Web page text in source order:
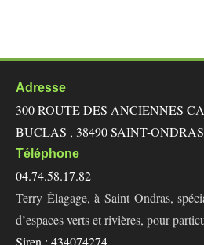
Adresse
300 ROUTE DES ANCIENNES
BUCLAS , 38490 SAINT-ONDRAS
Téléphone
04.74.58.17.82
Terry Élagage, à Saint Ondras,
d’espaces verts et rivières, pour
Siren : 434074274